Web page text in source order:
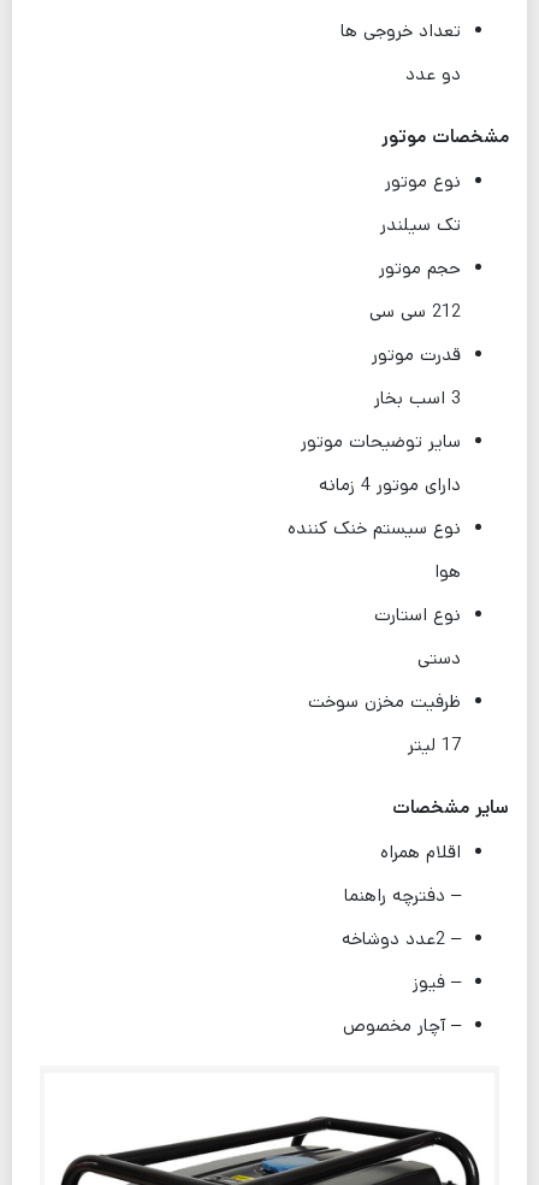
تعداد خروجی ها
دو عدد
مشخصات موتور
نوع موتور
تک سیلندر
حجم موتور
212 سی سی
قدرت موتور
3 اسب بخار
سایر توضیحات موتور
دارای موتور 4 زمانه
نوع سیستم خنک کننده
هوا
نوع استارت
دستی
ظرفیت مخزن سوخت
17 لیتر
سایر مشخصات
اقلام همراه
– دفترچه راهنما
– 2عدد دوشاخه
– فیوز
– آچار مخصوص